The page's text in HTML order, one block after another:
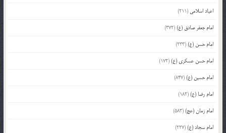
اعیاد اسلامی (211)
امام جعفر صادق (ع)(372)
امام حسن (ع)(233)
امام حسن عسکری (ع)(172)
امام حسین (ع)(847)
امام رضا (ع)(182)
امام زمان (عج)(583)
امام سجاد (ع)(227)